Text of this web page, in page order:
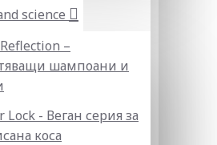
science
–
шампоани и
Lock - Веган серия за
коса